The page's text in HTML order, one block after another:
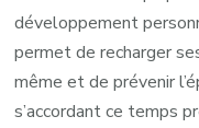
développement
permet de recharger
même et de prévenir
s’accordant ce temps